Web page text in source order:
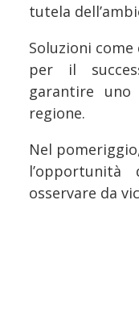
tutela
Soluzioni
per il
garantire uno
regione.
Nel
osservare da